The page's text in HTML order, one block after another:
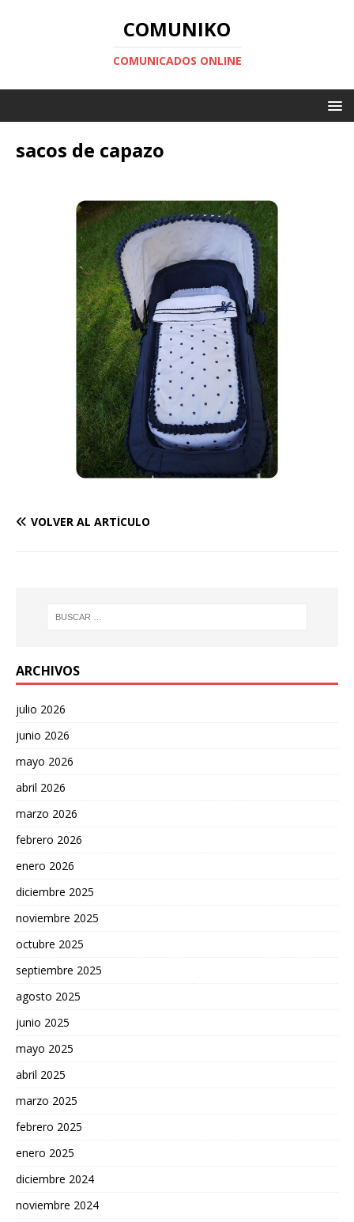
COMUNIKO
COMUNICADOS ONLINE
sacos de capazo
VOLVER AL ARTÍCULO
ARCHIVOS
julio 2026
junio 2026
mayo 2026
abril 2026
marzo 2026
febrero 2026
enero 2026
diciembre 2025
noviembre 2025
octubre 2025
septiembre 2025
agosto 2025
junio 2025
mayo 2025
abril 2025
marzo 2025
febrero 2025
enero 2025
diciembre 2024
noviembre 2024